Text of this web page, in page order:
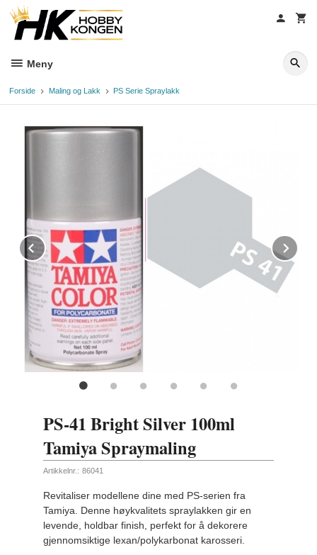
innholdet
Meny
Forside Maling og Lakk PS Serie Spraylakk
Prev
PS-41 Bright Silver 100ml
Tamiya Spraymaling
Artikkelnr.: 86041
Revitaliser modellene dine med PS-serien fra
Tamiya. Denne høykvalitets spraylakken gir en
levende, holdbar finish, perfekt for å dekorere
gjennomsiktige lexan/polykarbonat karosseri.